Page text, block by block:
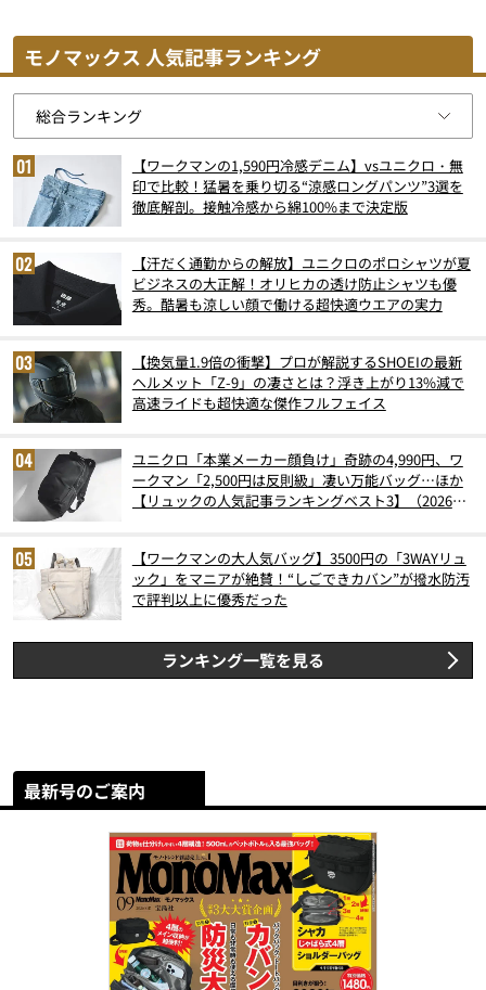
モノマックス 人気記事ランキング
【ワークマンの1,590円冷感デニム】vsユニクロ・無
印で比較！猛暑を乗り切る“涼感ロングパンツ”3選を
徹底解剖。接触冷感から綿100%まで決定版
【汗だく通勤からの解放】ユニクロのポロシャツが夏
ビジネスの大正解！オリヒカの透け防止シャツも優
秀。酷暑も涼しい顔で働ける超快適ウエアの実力
【換気量1.9倍の衝撃】プロが解説するSHOEIの最新
ヘルメット「Z-9」の凄さとは？浮き上がり13%減で
高速ライドも超快適な傑作フルフェイス
ユニクロ「本業メーカー顔負け」奇跡の4,990円、ワ
ークマン「2,500円は反則級」凄い万能バッグ…ほか
【リュックの人気記事ランキングベスト3】（2026年
【ワークマンの大人気バッグ】3500円の「3WAYリュ
ック」をマニアが絶賛！“しごできカバン”が撥水防汚
で評判以上に優秀だった
ランキング一覧を見る
最新号のご案内